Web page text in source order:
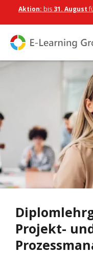
Aktion: bis 31. August
Projekt-